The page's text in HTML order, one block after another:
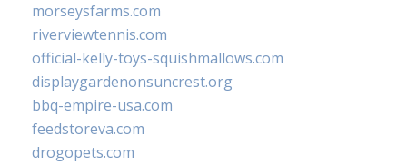
morseysfarms.com
riverviewtennis.com
official-kelly-toys-squishmallows.com
displaygardenonsuncrest.org
bbq-empire-usa.com
feedstoreva.com
drogopets.com